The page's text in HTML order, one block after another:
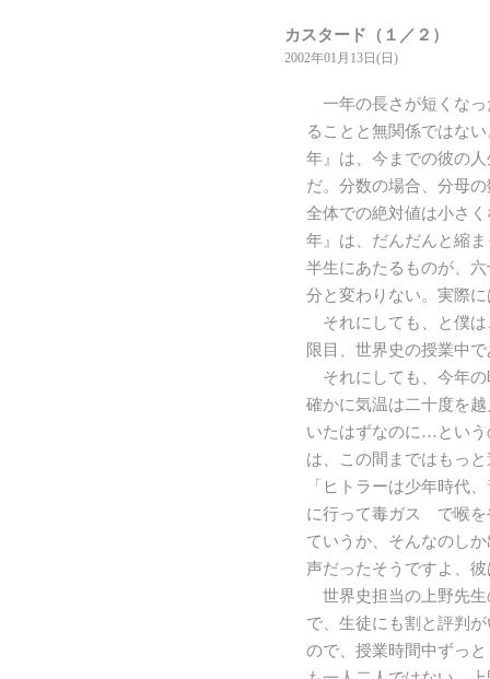
カスタード（１／２）
2002年01月13日(日)
一年の長さが短くなっ
ることと無関係ではな
年』は、今までの彼の
だ。分数の場合、分母
全体での絶対値は小さ
年』は、だんだんと縮
半生にあたるものが、
分と変わりない。実際
それにしても、と僕は
限目、世界史の授業中
それにしても、今年の
確かに気温は二十度を
いたはずなのに…という
は、この間まではもっ
「ヒトラーは少年時代
に行って毒ガス で喉を
ていうか、そんなのし
声だったそうですよ、
世界史担当の上野先生
で、生徒にも割と評判
ので、授業時間中ずっ